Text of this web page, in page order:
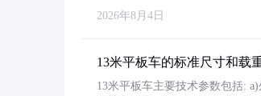
2026年8月4日
13米平板车的标准尺寸和载
13米平板车主要技术参数包括: